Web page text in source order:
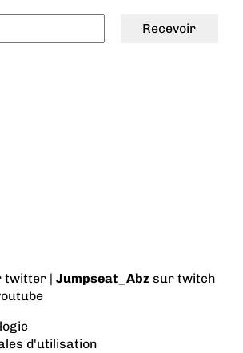
twitter |Jumpseat_Abz sur twitch
d'utilisation